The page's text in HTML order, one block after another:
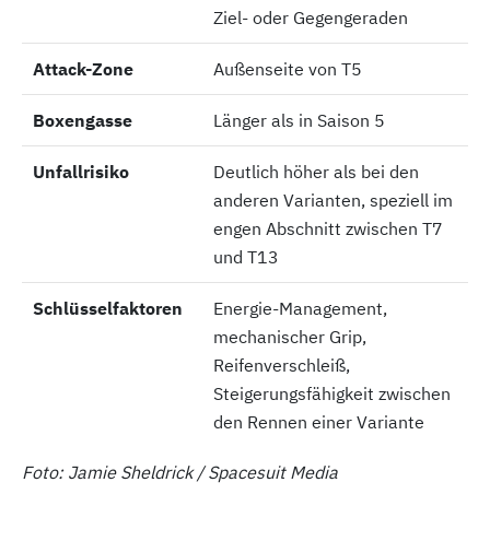
Ziel- oder Gegengeraden
Attack-Zone Außenseite von T5
Boxengasse Länger als in Saison 5
Unfallrisiko
Deutlich höher als bei den
anderen Varianten, speziell im
engen Abschnitt zwischen T7
und T13
Schlüsselfaktoren
Energie-Management,
mechanischer Grip,
Reifenverschleiß,
Steigerungsfähigkeit zwischen
den Rennen einer Variante
Attack-Zone
Boxengasse
Unfallrisiko
Schlüsselfaktoren
Foto: Jamie Sheldrick / Spacesuit Media